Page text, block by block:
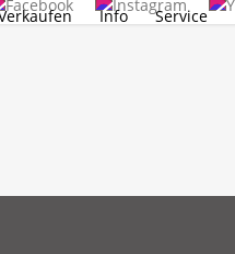
Info Service